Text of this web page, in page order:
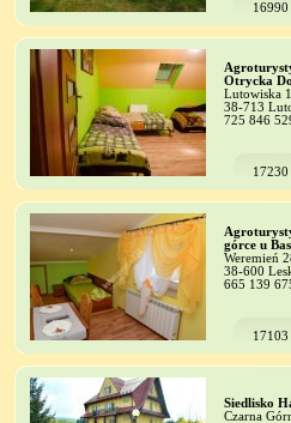
16990
Otrycka
Lutowiska
38-713
725 846
17230
górce u
Weremień
38-600
665 139
17103
Siedlisko
Czarna